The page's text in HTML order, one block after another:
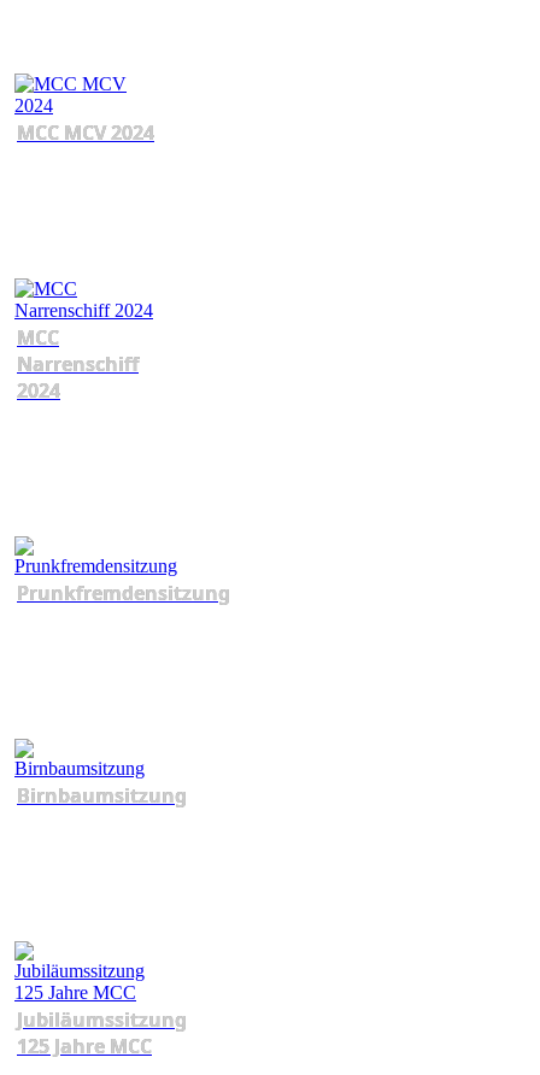
MCC MCV 2024
MCC
Narrenschiff
2024
Prunkfremdensitzung
Birnbaumsitzung
Jubiläumssitzung
125 Jahre MCC